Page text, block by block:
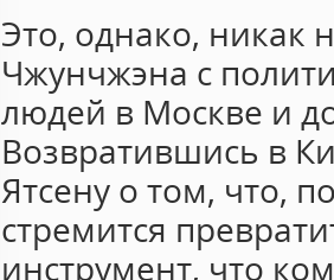
Это, однако, никак
Чжунчжэна с
людей в Москве и
Возвратившись в
Ятсену о том, что,
стремится
инструмент, что